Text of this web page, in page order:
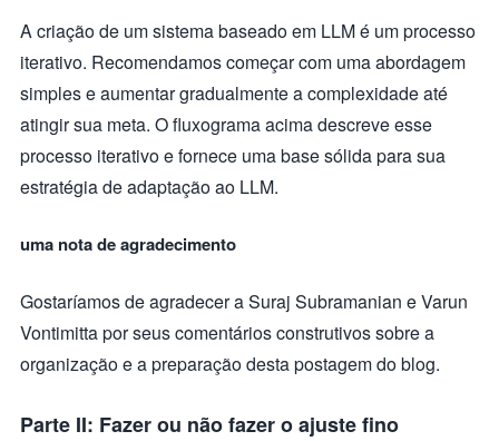
A criação de um sistema baseado em LLM é um processo
iterativo. Recomendamos começar com uma abordagem
simples e aumentar gradualmente a complexidade até
atingir sua meta. O fluxograma acima descreve esse
processo iterativo e fornece uma base sólida para sua
estratégia de adaptação ao LLM.
uma nota de agradecimento
Gostaríamos de agradecer a Suraj Subramanian e Varun
Vontimitta por seus comentários construtivos sobre a
organização e a preparação desta postagem do blog.
Parte II: Fazer ou não fazer o ajuste fino